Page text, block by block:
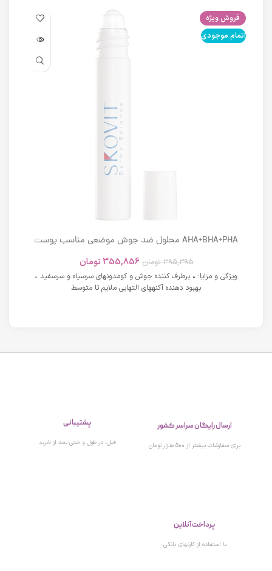
فروش ویژه
اتمام موجودی
AHA+BHA+PHA محلول ضد جوش موضعی مناسب پوست
395,395 تومان 355,856 تومان
ویژگی و مزایا: • برطرف کننده جوش و کومدونهای سرسیاه و سرسفید •
بهبود دهنده آکنههای التهابی ملایم تا متوسط
ارسال رایگان سراسر کشور
برای سفارشات بیشتر از 500 هزار تومان
پشتیبانی
قبل، در طول و حتی بعد از خرید
پرداخت آنلاین
با استفاده از کارتهای بانکی